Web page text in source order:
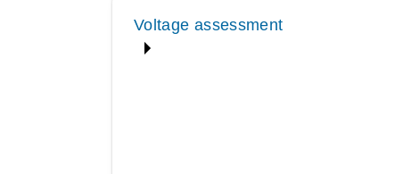
Voltage assessment